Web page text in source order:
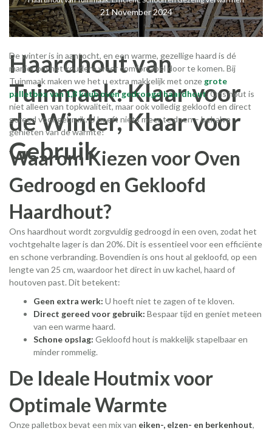
21 November 2024
Haardhout van
Tuinmaak: Klaar voor
de Winter, Klaar voor
Gebruik
De winter is in aantocht, en een warme, gezellige haard is dé
manier om het koudere weer comfortabel door te komen. Bij
Tuinmaak maken we het u extra makkelijk met onze grote
palletbox van 1,8 kuub oven gedroogd haardhout. Ons hout is
niet alleen van topkwaliteit, maar ook volledig gekloofd en direct
gereed voor gebruik. U hoeft niets meer te doen – behalve
genieten van de warmte!
Waarom Kiezen voor Oven
Gedroogd en Gekloofd
Haardhout?
Ons haardhout wordt zorgvuldig gedroogd in een oven, zodat het
vochtgehalte lager is dan 20%. Dit is essentieel voor een efficiënte
en schone verbranding. Bovendien is ons hout al gekloofd, op een
lengte van 25 cm, waardoor het direct in uw kachel, haard of
houtoven past. Dit betekent:
Geen extra werk: U hoeft niet te zagen of te kloven.
Direct gereed voor gebruik: Bespaar tijd en geniet meteen
van een warme haard.
Schone opslag: Gekloofd hout is makkelijk stapelbaar en
minder rommelig.
De Ideale Houtmix voor
Optimale Warmte
Onze palletbox bevat een mix van eiken-, elzen- en berkenhout,